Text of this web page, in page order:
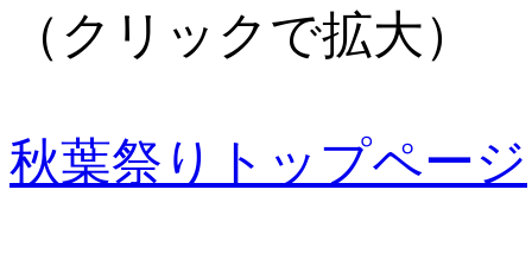
（クリックで拡大）
秋葉祭りトップページ